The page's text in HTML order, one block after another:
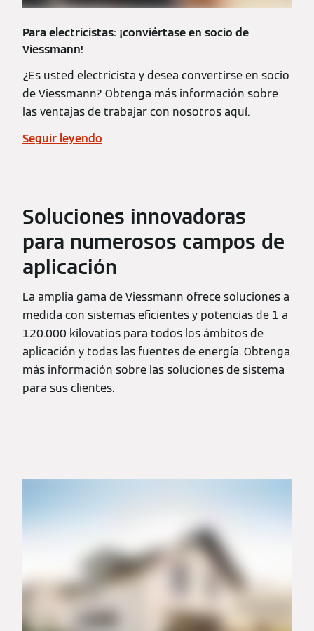
Para electricistas: ¡conviértase en socio de
Viessmann!
¿Es usted electricista y desea convertirse en socio
de Viessmann? Obtenga más información sobre
las ventajas de trabajar con nosotros aquí.
Seguir leyendo
Soluciones innovadoras
para numerosos campos de
aplicación
La amplia gama de Viessmann ofrece soluciones a
medida con sistemas eficientes y potencias de 1 a
120.000 kilovatios para todos los ámbitos de
aplicación y todas las fuentes de energía. Obtenga
más información sobre las soluciones de sistema
para sus clientes.